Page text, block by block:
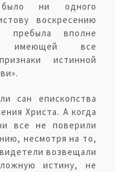
ни одного
воскресению
пребыла вполне
имеющей все
истинной
сан епископства
Христа. А когда
все не поверили
несмотря на то,
возвещали
истину, не